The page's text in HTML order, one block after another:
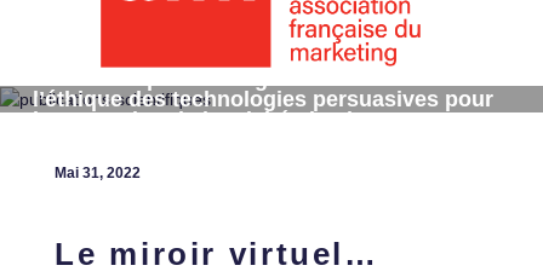
l’éthique des technologies persuasives pour
la promotion de l’activité physique
Mai 31, 2022
Le miroir virtuel…